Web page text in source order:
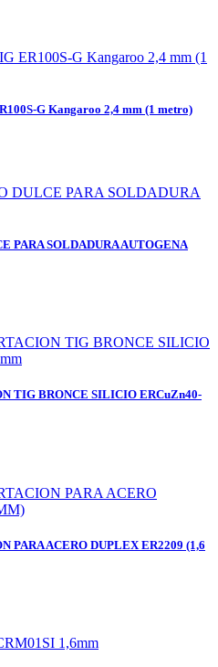
G Kangaroo 2,4 mm (1 metro)
PARA SOLDADURA AUTOGENA
TIG BRONCE SILICIO ERCuZn40-
PARA ACERO DUPLEX ER2209 (1,6